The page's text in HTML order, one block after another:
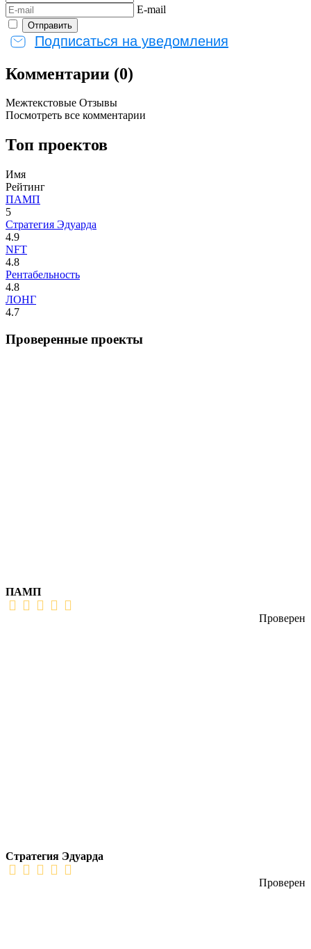
E-mail
Подписаться на уведомления
Комментарии (0)
Межтекстовые Отзывы
Посмотреть все комментарии
Топ проектов
Имя
Рейтинг
ПАМП
5
Стратегия Эдуарда
4.9
NFT
4.8
Рентабельность
4.8
ЛОНГ
4.7
Проверенные проекты
ПАМП
Проверен
Стратегия Эдуарда
Проверен